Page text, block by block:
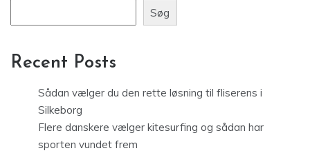
Søg
Recent Posts
Sådan vælger du den rette løsning til fliserens i
Silkeborg
Flere danskere vælger kitesurfing og sådan har
sporten vundet frem